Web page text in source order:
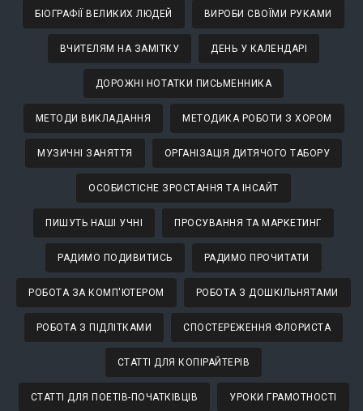
БІОГРАФІЇ ВЕЛИКИХ ЛЮДЕЙ ВИРОБИ СВОЇМИ РУКАМИ
ВЧИТЕЛЯМ НА ЗАМІТКУ ДЕНЬ У КАЛЕНДАРІ
ДОРОЖНІ НОТАТКИ ПИСЬМЕННИКА
МЕТОДИ ВИКЛАДАННЯ МЕТОДИКА РОБОТИ З ХОРОМ
МУЗИЧНІ ЗАНЯТТЯ ОРГАНІЗАЦІЯ ДИТЯЧОГО ТАБОРУ
ОСОБИСТІСНЕ ЗРОСТАННЯ ТА ІНСАЙТ
ПИШУТЬ НАШІ УЧНІ ПРОСУВАННЯ ТА МАРКЕТИНГ
РАДИМО ПОДИВИТИСЬ РАДИМО ПРОЧИТАТИ
РОБОТА ЗА КОМП'ЮТЕРОМ РОБОТА З ДОШКІЛЬНЯТАМИ
РОБОТА З ПІДЛІТКАМИ СПОСТЕРЕЖЕННЯ ФЛОРИСТА
СТАТТІ ДЛЯ КОПІРАЙТЕРІВ
СТАТТІ ДЛЯ ПОЕТІВ-ПОЧАТКІВЦІВ УРОКИ ГРАМОТНОСТІ